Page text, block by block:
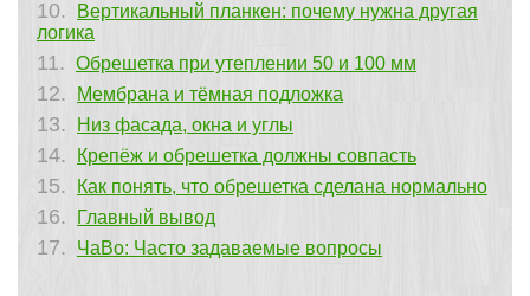
Вертикальный планкен: почему нужна другая
логика
Обрешетка при утеплении 50 и 100 мм
Мембрана и тёмная подложка
Низ фасада, окна и углы
Крепёж и обрешетка должны совпасть
Как понять, что обрешетка сделана нормально
Главный вывод
ЧаВо: Часто задаваемые вопросы